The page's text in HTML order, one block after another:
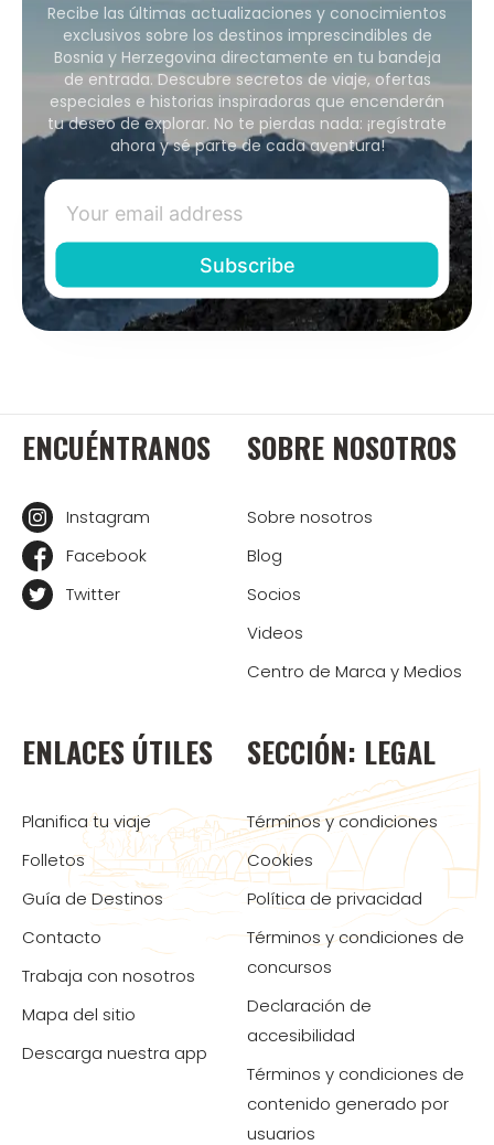
Recibe las últimas actualizaciones y conocimientos
exclusivos sobre los destinos imprescindibles de
Bosnia y Herzegovina directamente en tu bandeja
de entrada. Descubre secretos de viaje, ofertas
especiales e historias inspiradoras que encenderán
tu deseo de explorar. No te pierdas nada: ¡regístrate
ahora y sé parte de cada aventura!
ENCUÉNTRANOS
Instagram
Facebook
Twitter
SOBRE NOSOTROS
Sobre nosotros
Blog
Socios
Videos
Centro de Marca y Medios
ENLACES ÚTILES
Planifica tu viaje
Folletos
Guía de Destinos
Contacto
Trabaja con nosotros
Mapa del sitio
Descarga nuestra app
SECCIÓN: LEGAL
Términos y condiciones
Cookies
Política de privacidad
Términos y condiciones de
concursos
Declaración de
accesibilidad
Términos y condiciones de
contenido generado por
usuarios